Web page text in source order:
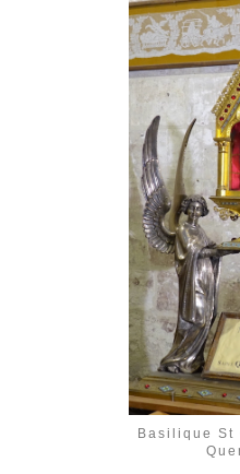
Basilique St